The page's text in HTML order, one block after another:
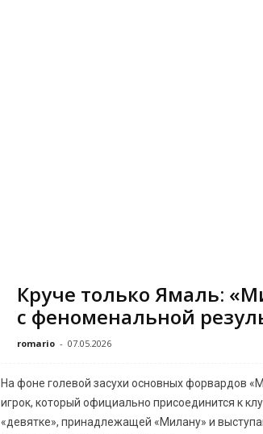
Круче только Ямаль:
с феноменальной
romario - 07.05.2026
На фоне голевой засухи основных форвардов
игрок, который официально присоединится к
«девятке», принадлежащей «Милану» и